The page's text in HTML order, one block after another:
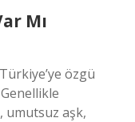
Mı
özgü
umutsuz aşk,